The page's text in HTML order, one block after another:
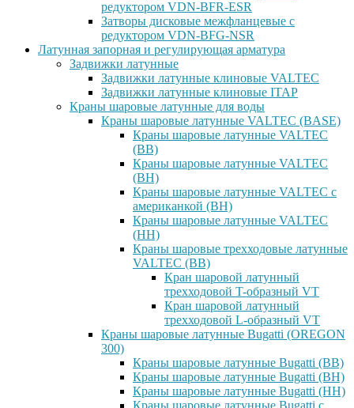
редуктором VDN-BFR-ESR
Затворы дисковые межфланцевые с
редуктором VDN-BFG-NSR
Латунная запорная и регулирующая арматура
Задвижки латунные
Задвижки латунные клиновые VALTEC
Задвижки латунные клиновые ITAP
Краны шаровые латунные для воды
Краны шаровые латунные VALTEC (BASE)
Краны шаровые латунные VALTEC
(ВВ)
Краны шаровые латунные VALTEC
(ВН)
Краны шаровые латунные VALTEC с
американкой (ВН)
Краны шаровые латунные VALTEC
(НН)
Краны шаровые трехходовые латунные
VALTEC (ВВ)
Кран шаровой латунный
трехходовой T-образный VT
Кран шаровой латунный
трехходовой L-образный VT
Краны шаровые латунные Bugatti (OREGON
300)
Краны шаровые латунные Bugatti (ВВ)
Краны шаровые латунные Bugatti (ВН)
Краны шаровые латунные Bugatti (НН)
Краны шаровые латунные Bugatti с